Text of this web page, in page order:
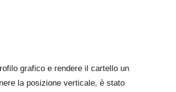
grafico e rendere il cartello un
la posizione verticale, è stato